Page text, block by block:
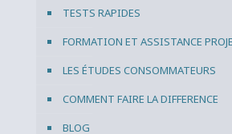
TESTS RAPIDES
FORMATION ET ASSISTANCE
LES ÉTUDES CONSOMMATEURS
COMMENT FAIRE LA DIFFERENCE
BLOG